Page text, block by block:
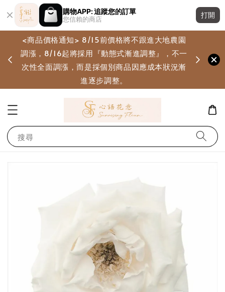
購物APP: 追蹤您的訂單
您信賴的商店
打開
<商品價格通知> 8/15前價格將不跟進大地農園
調漲，8/16起將採用『動態式漸進調整』，不一
次性全面調漲，而是採個別商品因應成本狀況漸
進逐步調整。
搜尋